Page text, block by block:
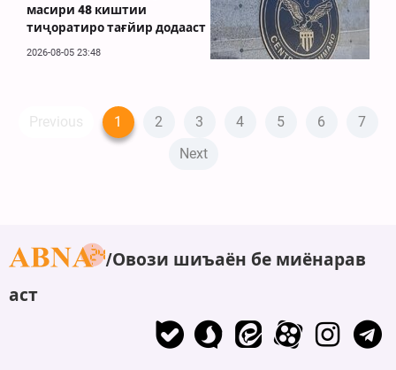
масири 48 киштии
тиҷоратиро тағйир додааст
2026-08-05 23:48
Previous 1 2 3 4 5 6
7
Next
Овози шиъаён бе миёнарав
аст